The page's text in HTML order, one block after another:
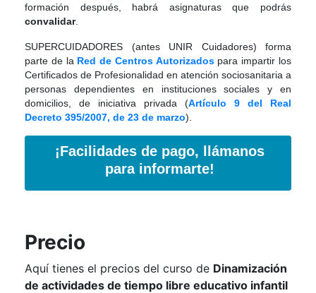
formación después, habrá asignaturas que podrás
convalidar.
SUPERCUIDADORES (antes UNIR Cuidadores) forma
parte de la Red de Centros Autorizadospara impartir los
Certificados de Profesionalidad en atención sociosanitaria a
personas dependientes en instituciones sociales y en
domicilios, de iniciativa privada (Artículo 9 del Real
Decreto 395/2007, de 23 de marzo).
¡Facilidades de pago, llámanos
para informarte!
Precio
Aquí tienes el precios del curso de Dinamización
de actividades de tiempo libre educativo infantil